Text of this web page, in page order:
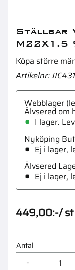
Ställbar
M22X1.5
Köpa större
Artikelnr
449,00:-/st
Antal
-
Webblager
Älvsered om
I lager.
Nyköping
Ej i lager,
Älvsered
Ej i lager,